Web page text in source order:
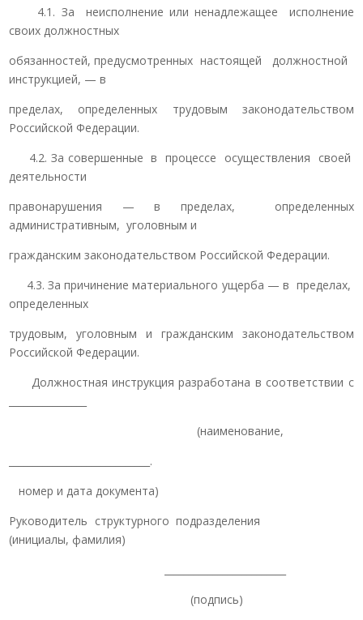
4.1. За неисполнение или ненадлежащее исполнение
своих должностных
обязанностей, предусмотренных настоящей должностной
инструкцией, — в
пределах, определенных трудовым законодательством
Российской Федерации.
4.2. За совершенные в процессе осуществления своей
деятельности
правонарушения — в пределах, определенных
административным, уголовным и
гражданским законодательством Российской Федерации.
4.3. За причинение материального ущерба — в пределах,
определенных
трудовым, уголовным и гражданским законодательством
Российской Федерации.
Должностная инструкция разработана в соответствии с
(наименование,
_____________________________.
номер и дата документа)
Руководитель структурного подразделения
(инициалы, фамилия)
(подпись)